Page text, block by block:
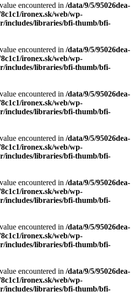
encountered in /data/9/5/95026dea-
ironex.sk/web/wp-
includes/libraries/bfi-thumb/bfi-
encountered in /data/9/5/95026dea-
ironex.sk/web/wp-
includes/libraries/bfi-thumb/bfi-
encountered in /data/9/5/95026dea-
ironex.sk/web/wp-
includes/libraries/bfi-thumb/bfi-
encountered in /data/9/5/95026dea-
ironex.sk/web/wp-
includes/libraries/bfi-thumb/bfi-
encountered in /data/9/5/95026dea-
ironex.sk/web/wp-
includes/libraries/bfi-thumb/bfi-
encountered in /data/9/5/95026dea-
ironex.sk/web/wp-
includes/libraries/bfi-thumb/bfi-
encountered in /data/9/5/95026dea-
ironex.sk/web/wp-
includes/libraries/bfi-thumb/bfi-